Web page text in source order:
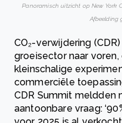
Panoramisch uitzicht op New York
Afbeelding
CO₂-verwijdering
groeisector naar
kleinschalige
commerciële
CDR Summit meldden
aantoonbare vraag: